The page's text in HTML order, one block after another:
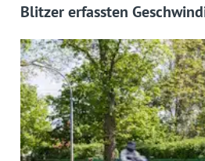
Blitzer erfassten